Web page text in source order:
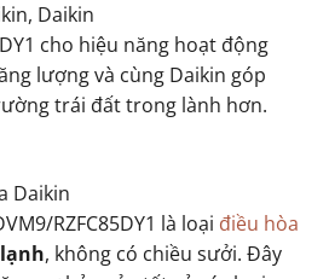
Daikin
cho hiệu năng hoạt động
lượng và cùng Daikin góp
trái đất trong lành hơn.
Daikin
RZFC85DY1 là loại điều hòa
, không có chiều sưởi. Đây